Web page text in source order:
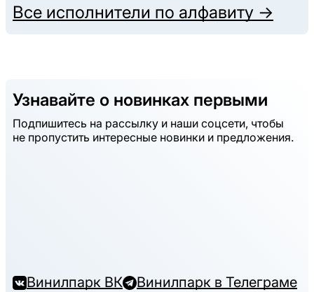
Все исполнители по алфавиту →
Узнавайте о новинках первыми
Подпишитесь на рассылку и наши соцсети, чтобы
не пропустить интересные новинки и предложения.
Винилпарк ВК Винилпарк в Телеграме